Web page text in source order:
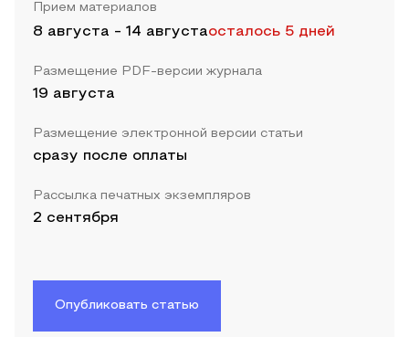
Прием материалов
8 августа - 14 августаосталось 5 дней
Размещение PDF-версии журнала
19 августа
Размещение электронной версии статьи
сразу после оплаты
Рассылка печатных экземпляров
2 сентября
Опубликовать статью